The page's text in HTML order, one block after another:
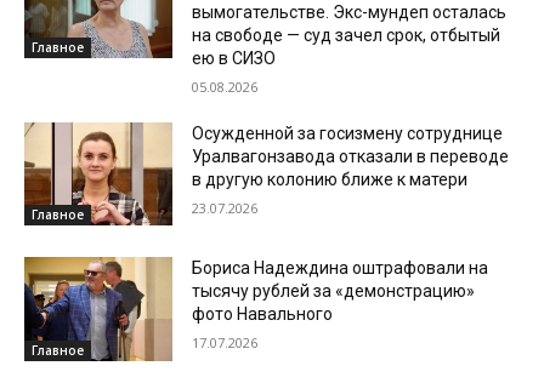
Главное
вымогательстве. Экс-мундеп осталась
на свободе — суд зачел срок, отбытый
ею в СИЗО
05.08.2026
Главное
Осужденной за госизмену сотруднице
Уралвагонзавода отказали в переводе
в другую колонию ближе к матери
23.07.2026
Главное
Бориса Надеждина оштрафовали на
тысячу рублей за «демонстрацию»
фото Навального
17.07.2026